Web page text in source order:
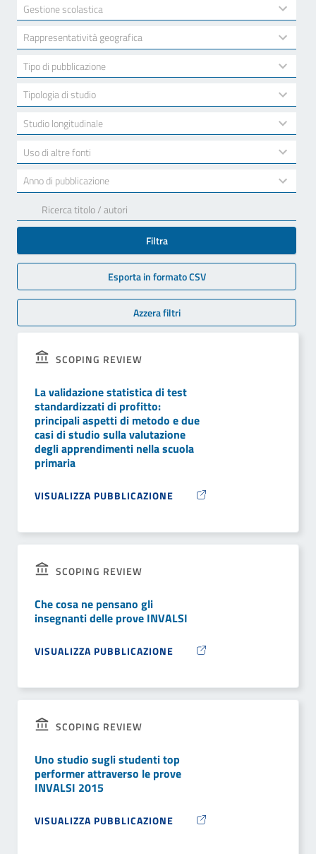
Gestione scolastica
results
available
Rappresentatività geografica
10
results
available
Tipo di pubblicazione
results
available
Tipologia di studio
results
available
Studio longitudinale
results
Uso di altre fonti
results
available
Anno di pubblicazione
17
results
available
Filtra
Esporta in formato CSV
Azzera filtri
SCOPING REVIEW
La validazione statistica di test
standardizzati di profitto:
principali aspetti di metodo e due
casi di studio sulla valutazione
degli apprendimenti nella scuola
primaria
VISUALIZZA PUBBLICAZIONE
SCOPING REVIEW
Che cosa ne pensano gli
insegnanti delle prove INVALSI
VISUALIZZA PUBBLICAZIONE
SCOPING REVIEW
Uno studio sugli studenti top
performer attraverso le prove
INVALSI 2015
VISUALIZZA PUBBLICAZIONE